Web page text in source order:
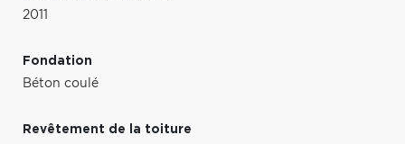
2011
Fondation
Béton coulé
Revêtement de la toiture